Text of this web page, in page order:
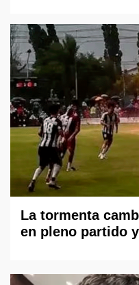
La tormenta
en pleno partido